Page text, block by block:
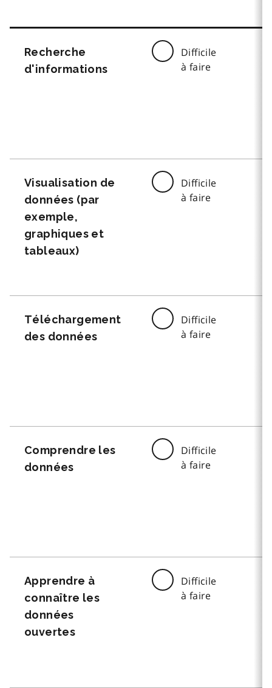
Recherche
d'informations
Difficile
à faire
Visualisation de
données (par
exemple,
graphiques et
tableaux)
Difficile
à faire
Téléchargement
des données
Difficile
à faire
Comprendre les
données
Difficile
à faire
Apprendre à
connaître les
données
ouvertes
Difficile
à faire